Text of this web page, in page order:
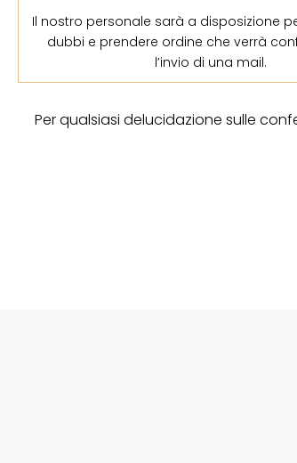
Il nostro personale sarà a disposizione
dubbi e prendere ordine che verrà
l’invio di una mail.
Per qualsiasi delucidazione sulle